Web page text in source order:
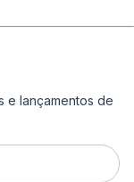
e lançamentos de